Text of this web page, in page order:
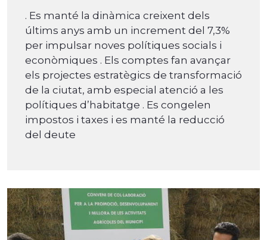
. Es manté la dinàmica creixent dels
últims anys amb un increment del 7,3%
per impulsar noves polítiques socials i
econòmiques . Els comptes fan avançar
els projectes estratègics de transformació
de la ciutat, amb especial atenció a les
polítiques d’habitatge . Es congelen
impostos i taxes i es manté la reducció
del deute